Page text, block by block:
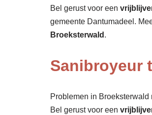
Bel gerust voor een
gemeente Dantumadeel.
Broeksterwald .
Sanibroyeur
Problemen in
Bel gerust voor een